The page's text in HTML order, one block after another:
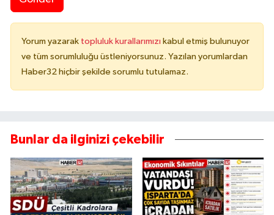
Yorum yazarak topluluk kurallarımızı kabul etmiş bulunuyor
ve tüm sorumluluğu üstleniyorsunuz. Yazılan yorumlardan
Haber32 hiçbir şekilde sorumlu tutulamaz.
Bunlar da ilginizi çekebilir